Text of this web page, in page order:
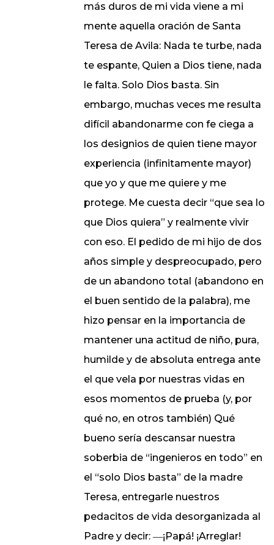
más duros de mi vida viene a mi
mente aquella oración de Santa
Teresa de Avila: Nada te turbe, nada
te espante, Quien a Dios tiene, nada
le falta. Solo Dios basta. Sin
embargo, muchas veces me resulta
difícil abandonarme con fe ciega a
los designios de quien tiene mayor
experiencia (infinitamente mayor)
que yo y que me quiere y me
protege. Me cuesta decir “que sea lo
que Dios quiera” y realmente vivir
con eso. El pedido de mi hijo de dos
años simple y despreocupado, pero
de un abandono total (abandono en
el buen sentido de la palabra), me
hizo pensar en la importancia de
mantener una actitud de niño, pura,
humilde y de absoluta entrega ante
el que vela por nuestras vidas en
esos momentos de prueba (y, por
qué no, en otros también) Qué
bueno sería descansar nuestra
soberbia de “ingenieros en todo” en
el “solo Dios basta” de la madre
Teresa, entregarle nuestros
pedacitos de vida desorganizada al
Padre y decir: ―¡Papá! ¡Arreglar!